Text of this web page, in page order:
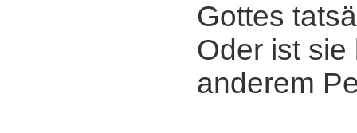
Gottes
Oder ist sie
anderem